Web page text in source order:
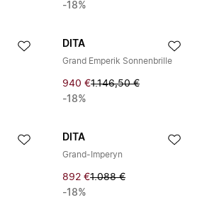
-18%
DITA
Grand Emperik Sonnenbrille
940 €1.146,50 €
-18%
DITA
Grand-Imperyn
892 €1.088 €
-18%